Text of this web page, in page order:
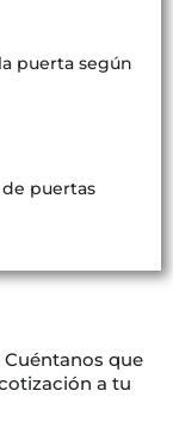
puerta según
de puertas
Cuéntanos que
a tu